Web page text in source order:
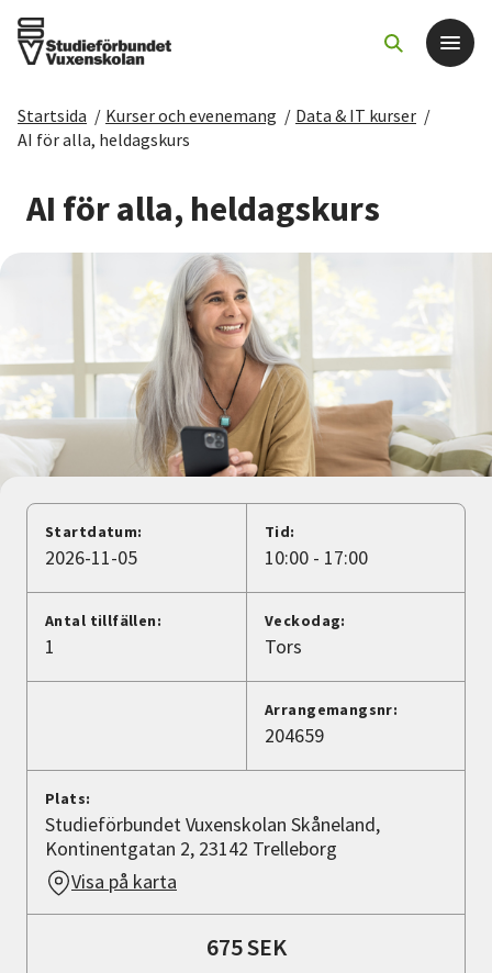
Det här gör vi
För dig som
Sök kurser och evenemang
Starta studiecirkel
Cirkelledare
Nyheter
Avdelningar
Lyssna
Startsida / Kurser och evenemang / Data & IT kurser /
AI för alla, heldagskurs
AI för alla, heldagskurs
Startdatum:
2026-11-05
Tid:
10:00 - 17:00
Antal tillfällen:
1
Veckodag:
Tors
Arrangemangsnr:
204659
Plats:
Studieförbundet Vuxenskolan Skåneland,
Kontinentgatan 2, 23142 Trelleborg
Visa på karta
675 SEK